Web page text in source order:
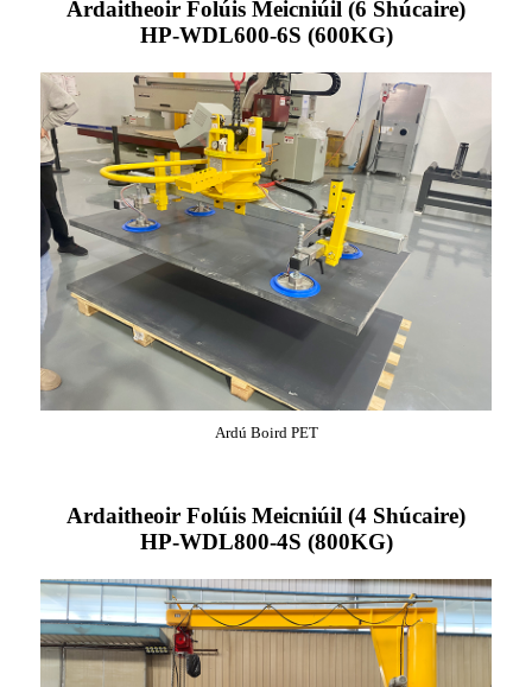
Ardaitheoir Folúis Meicniúil (6 Shúcaire)
HP-WDL600-6S (600KG)
Ardú Boird PET
Ardaitheoir Folúis Meicniúil (4 Shúcaire)
HP-WDL800-4S (800KG)